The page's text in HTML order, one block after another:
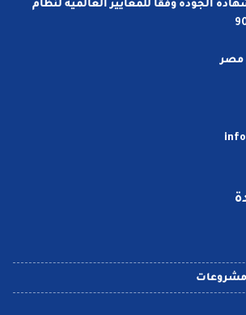
الجودة وفقا للمعايير العالمية لنظام
مصر